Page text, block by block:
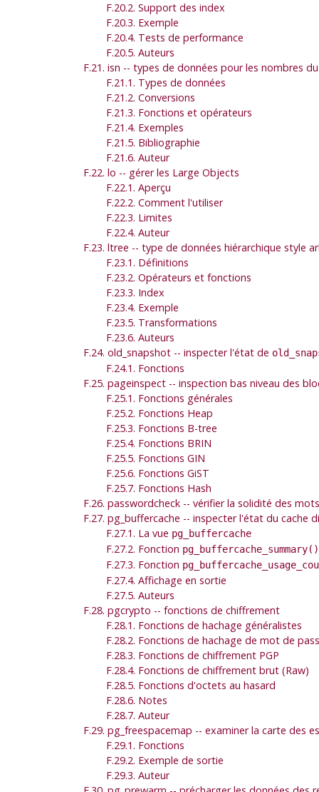
F.20.2. Support des index
F.20.3. Exemple
F.20.4. Tests de performance
F.20.5. Auteurs
F.21. isn -- types de données pour les nombres
F.21.1. Types de données
F.21.2. Conversions
F.21.3. Fonctions et opérateurs
F.21.4. Exemples
F.21.5. Bibliographie
F.21.6. Auteur
F.22. lo -- gérer les Large Objects
F.22.1. Aperçu
F.22.2. Comment l'utiliser
F.22.3. Limites
F.22.4. Auteur
F.23. ltree -- type de données hiérarchique style
F.23.1. Définitions
F.23.2. Opérateurs et fonctions
F.23.3. Index
F.23.4. Exemple
F.23.5. Transformations
F.23.6. Auteurs
F.24. old_snapshot -- inspecter l'état de
F.24.1. Fonctions
F.25. pageinspect -- inspection bas niveau des
F.25.1. Fonctions générales
F.25.2. Fonctions Heap
F.25.3. Fonctions B-tree
F.25.4. Fonctions BRIN
F.25.5. Fonctions GIN
F.25.6. Fonctions GiST
F.25.7. Fonctions Hash
F.26. passwordcheck -- vérifier la solidité des
F.27. pg_buffercache -- inspecter l'état du cache
F.27.1. La vue pg_buffercache
F.27.2. Fonction pg_buffercache_summary()
F.27.3. Fonction
F.27.4. Affichage en sortie
F.27.5. Auteurs
F.28. pgcrypto -- fonctions de chiffrement
F.28.1. Fonctions de hachage généralistes
F.28.2. Fonctions de hachage de mot de
F.28.3. Fonctions de chiffrement PGP
F.28.4. Fonctions de chiffrement brut (Raw)
F.28.5. Fonctions d'octets au hasard
F.28.6. Notes
F.28.7. Auteur
F.29. pg_freespacemap -- examiner la carte des
F.29.1. Fonctions
F.29.2. Exemple de sortie
F.29.3. Auteur